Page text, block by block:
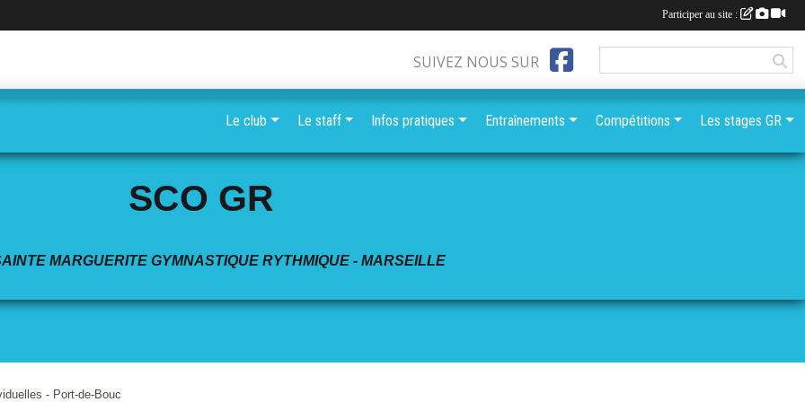
SCO GR
MARGUERITE GYMNASTIQUE RYTHMIQUE - MARSEILLE
- Port-de-Bouc
SUIVEZ NOUS SUR
Le club Le staff Infos pratiques Entraînements Compétitions Les stages GR
Participer au site :